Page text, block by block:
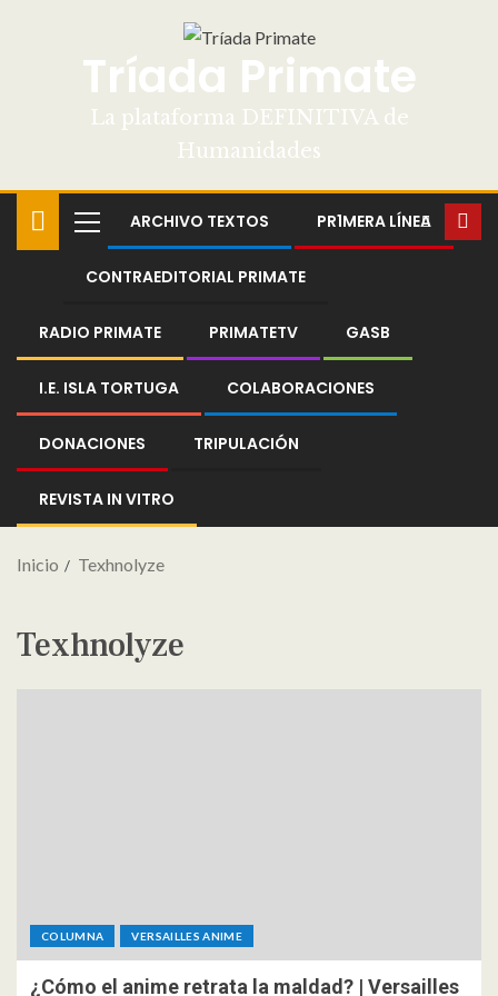
Tríada Primate
La plataforma DEFINITIVA de
Humanidades
ARCHIVO TEXTOS PR1MERA LÍNEA
CONTRAEDITORIAL PRIMATE
RADIO PRIMATE PRIMATETV GASB
I.E. ISLA TORTUGA COLABORACIONES
DONACIONES TRIPULACIÓN
REVISTA IN VITRO
Inicio Texhnolyze
Texhnolyze
COLUMNA VERSAILLES ANIME
¿Cómo el anime retrata la maldad? | Versailles